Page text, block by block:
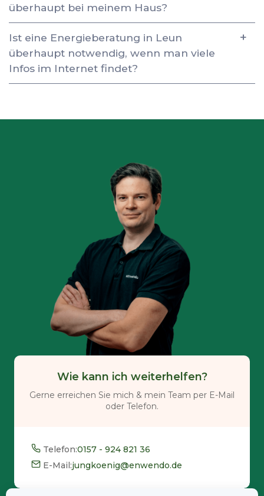
überhaupt bei meinem Haus?
Ist eine Energieberatung in Leun
überhaupt notwendig, wenn man viele
Infos im Internet findet?
Wie kann ich weiterhelfen?
Gerne erreichen Sie mich & mein Team per E-Mail
oder Telefon.
Telefon:0157 - 924 821 36
E-Mail:jungkoenig@enwendo.de